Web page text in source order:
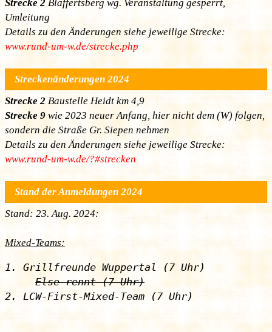
Strecke 2 Blaffertsberg wg. Veranstaltung gesperrt,
Umleitung
Details zu den Änderungen siehe jeweilige Strecke:
www.rund-um-w.de/strecke.php
Streckenänderungen 2024
Strecke 2 Baustelle Heidt km 4,9
Strecke 9 wie 2023 neuer Anfang, hier nicht dem (W) folgen,
sondern die Straße Gr. Siepen nehmen
Details zu den Änderungen siehe jeweilige Strecke:
www.rund-um-w.de/?#strecken
Stand der Anmeldungen 2024
Stand: 23. Aug. 2024:
Mixed-Teams:
1. Grillfreunde Wuppertal (7 Uhr)
Else rennt (7 Uhr)